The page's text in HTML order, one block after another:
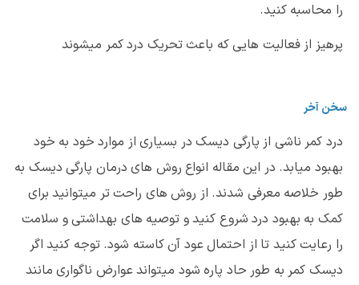
را محاسبه کنید.
پرهیز از فعالیت هایی که باعث تحریک درد کمر میشوند
سخن آخر
درد کمر ناشی از پارگی دیسک در بسیاری از موارد خود به خود
بهبود میابد. در این مقاله انواع روش های درمان پارگی دیسک به
طور خلاصه معرفی شدند. از روش های راحت تر میتوانید برای
کمک به بهبود درد شروع کنید و توصیه های بهداشتی و سلامت
را رعایت کنید تا از احتمال عود آن کاسته شود. توجه کنید اگر
دیسک کمر به طور حاد پاره شود میتواند عوارض ناگواری مانند